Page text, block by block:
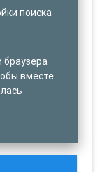
поиска
браузера
вместе